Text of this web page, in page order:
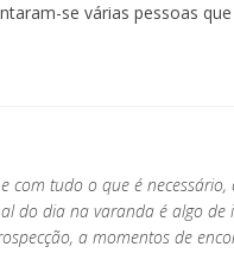
se várias pessoas
com tudo o que é
do dia na varanda é algo de
a momentos de